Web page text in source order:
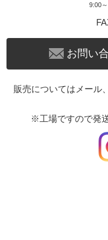
9:00
お問い
販売についてはメール
※工場ですので発